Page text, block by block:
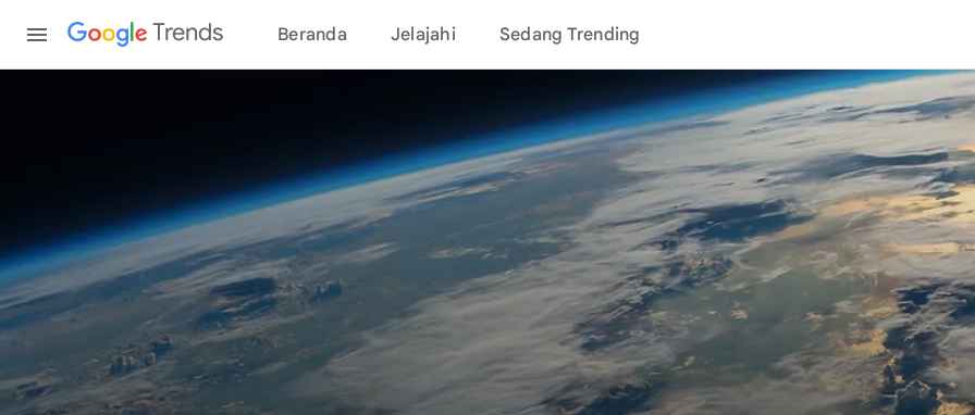
Trends Beranda Jelajahi Sedang Trending